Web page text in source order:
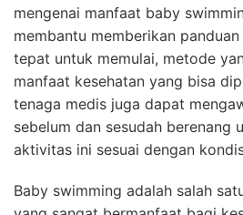
mengenai manfaat baby
membantu memberikan
tepat untuk memulai, metode
manfaat kesehatan yang bisa
tenaga medis juga dapat
sebelum dan sesudah berenang
aktivitas ini sesuai dengan
Baby swimming adalah salah